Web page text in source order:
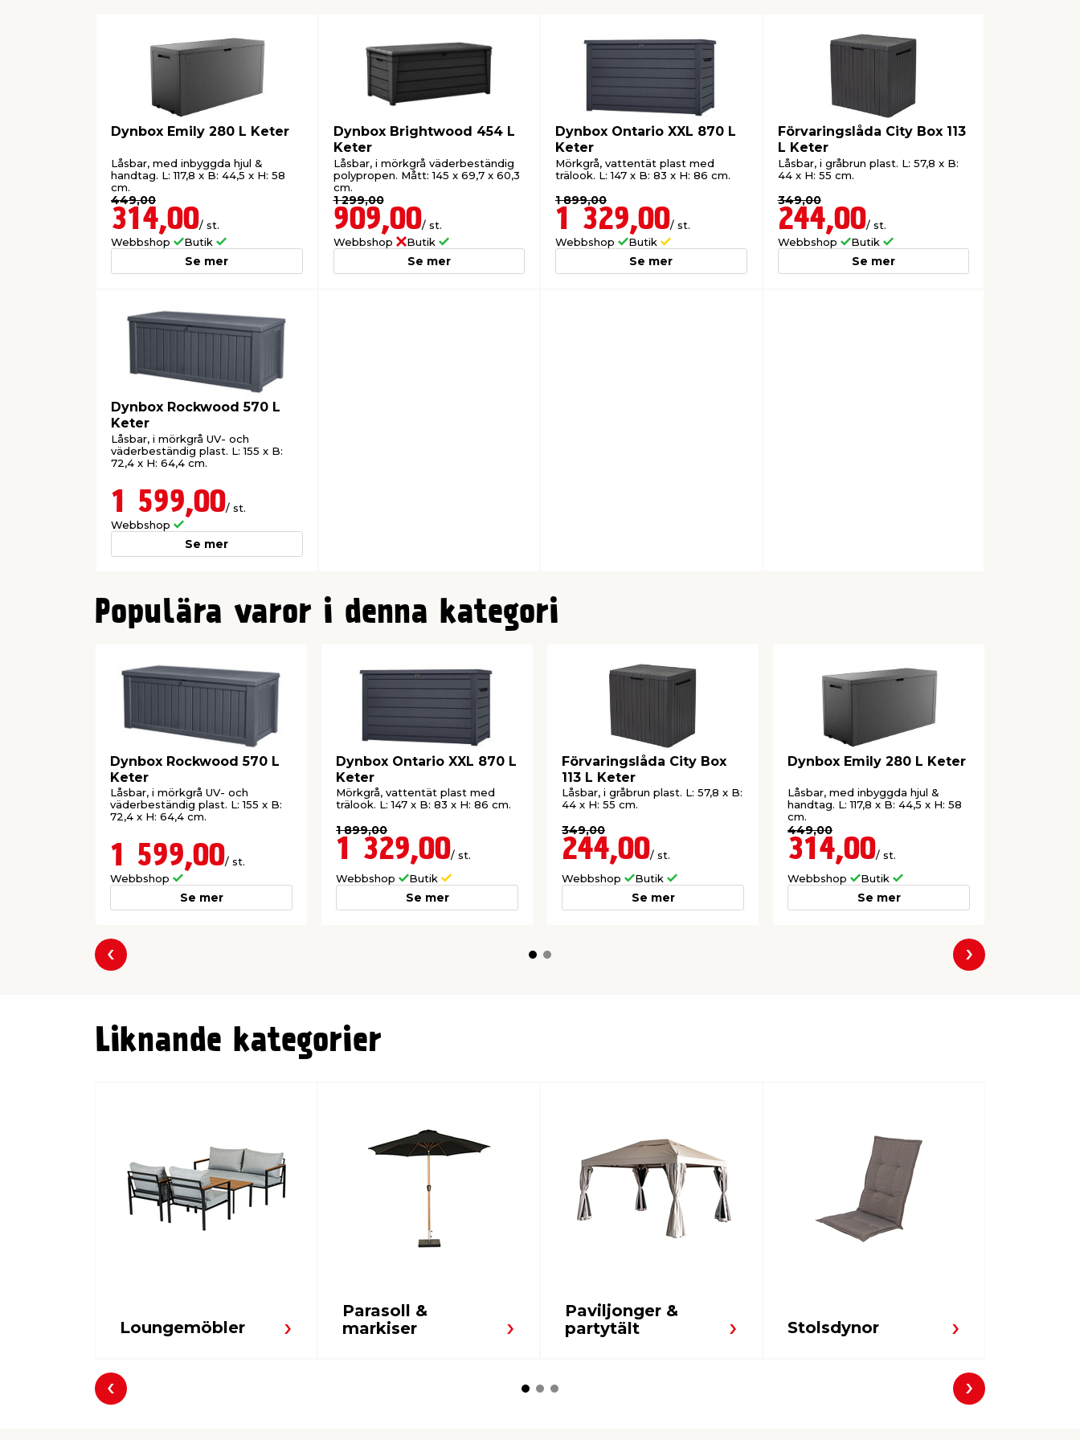
Dynbox Emily 280 L Keter
Låsbar, med inbyggda hjul &
handtag. L: 117,8 x B: 44,5 x H: 58
cm.
449,00
314,00/ st.
Webbshop
Butik
Se mer
Dynbox Brightwood 454 L
Keter
Låsbar, i mörkgrå väderbeständig
polypropen. Mått: 145 x 69,7 x 60,3
cm.
1 299,00
909,00/ st.
Webbshop
Butik
Se mer
Dynbox Ontario XXL 870 L
Keter
Mörkgrå, vattentät plast med
trälook. L: 147 x B: 83 x H: 86 cm.
1 899,00
1 329,00/ st.
Webbshop
Butik
Se mer
Förvaringslåda City Box 113
L Keter
Låsbar, i gråbrun plast. L: 57,8 x B:
44 x H: 55 cm.
349,00
244,00/ st.
Webbshop
Butik
Se mer
Dynbox Rockwood 570 L
Keter
Låsbar, i mörkgrå UV- och
väderbeständig plast. L: 155 x B:
72,4 x H: 64,4 cm.
1 599,00/ st.
Webbshop
Se mer
Populära varor i denna kategori
Dynbox Rockwood 570 L
Keter
Låsbar, i mörkgrå UV- och
väderbeständig plast. L: 155 x B:
72,4 x H: 64,4 cm.
1 599,00/ st.
Webbshop
Se mer
Dynbox Ontario XXL 870 L
Keter
Mörkgrå, vattentät plast med
trälook. L: 147 x B: 83 x H: 86 cm.
1 899,00
1 329,00/ st.
Webbshop
Butik
Se mer
Förvaringslåda City Box
113 L Keter
Låsbar, i gråbrun plast. L: 57,8 x B:
44 x H: 55 cm.
349,00
244,00/ st.
Webbshop
Butik
Se mer
Dynbox Emily 280 L Keter
Låsbar, med inbyggda hjul &
handtag. L: 117,8 x B: 44,5 x H: 58
cm.
449,00
314,00/ st.
Webbshop
Butik
Se mer
Föregående Nästa
Liknande kategorier
Loungemöbler
Parasoll &
markiser
Paviljonger &
partytält
Stolsdynor
Föregående Nästa